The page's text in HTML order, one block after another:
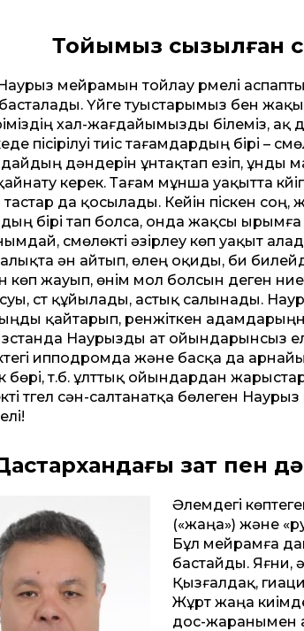
Тойымыз сызылған
мейрамын тойлау үрмелі
басталады. Үйге туыстарымыз бен
хал-жағдайымызды білеміз,
пісірілуі тиіс тағамдардың бірі –
дәндерін ұнтақтап езіп, ұнды
керек. Тағам мұнша уақытта
да қосылады. Кейін піскен
бірі тап болса, онда жақсы
сүмөлөкті әзірлеу көп уақыт
ән айтып, өлең оқиды, би
жауып, өнім мол болсын деген
сүт құйылады, астық салынады.
қайтарып, ренжіткен
Наурызды ат ойындарынсыз
ипподромда және басқа да
бөрі, т.б. ұлттық ойындардан
түгел сән-салтанатқа бөлеген
зат пен
Әлемдегі
(«жаңа») және
Бұл мейрамға
бастайды. Яғни,
Қызғалдақ,
Жұрт жаңа
дос-жаранымен